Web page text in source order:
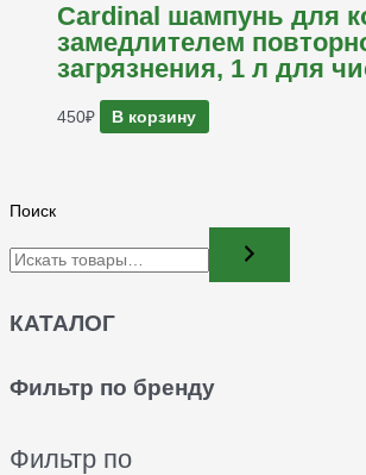
Cardinal шампунь для
замедлителем
загрязнения, 1 л для
450₽ В корзину
Поиск
КАТАЛОГ
Фильтр по бренду
Фильтр по